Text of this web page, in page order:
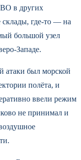
в других
где-то — на
большой узел
Западе.
атаки был морской
полёта, и
ввели режим
не принимал и